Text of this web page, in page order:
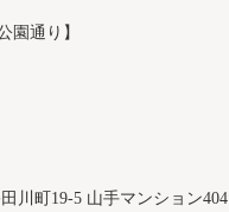
園通り】
川町19-5 山手マンション404